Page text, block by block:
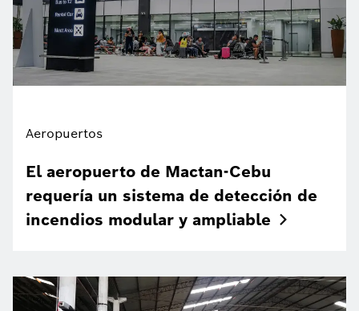
Aeropuertos
El aeropuerto de Mactan-Cebu
requería un sistema de detección de
incendios modular y ampliable